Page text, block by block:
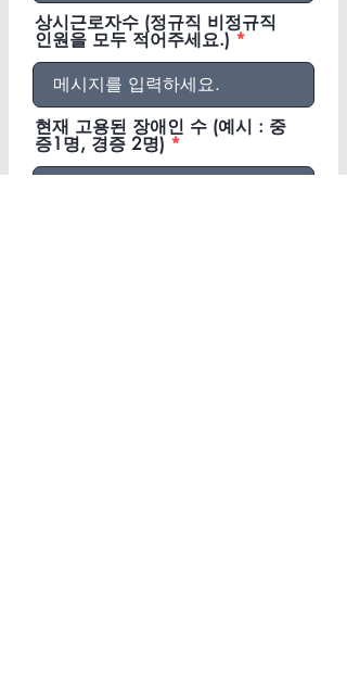
상시근로자수 (정규직 비정규직
인원을 모두 적어주세요.)
현재 고용된 장애인 수 (예시 : 중
증1명, 경증 2명)